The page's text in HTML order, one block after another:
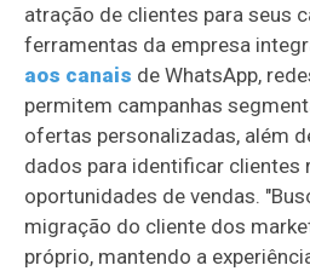
atração de clientes para seus
ferramentas da empresa
aos canais de WhatsApp,
permitem campanhas
ofertas personalizadas, além
dados para identificar clientes
oportunidades de vendas.
migração do cliente dos
próprio, mantendo a